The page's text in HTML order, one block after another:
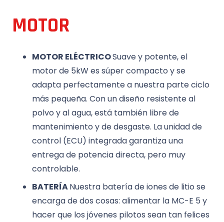
MOTOR
MOTOR ELÉCTRICOSuave y potente, el
motor de 5kW es súper compacto y se
adapta perfectamente a nuestra parte ciclo
más pequeña. Con un diseño resistente al
polvo y al agua, está también libre de
mantenimiento y de desgaste. La unidad de
control (ECU) integrada garantiza una
entrega de potencia directa, pero muy
controlable.
BATERÍANuestra batería de iones de litio se
encarga de dos cosas: alimentar la MC-E 5 y
hacer que los jóvenes pilotos sean tan felices